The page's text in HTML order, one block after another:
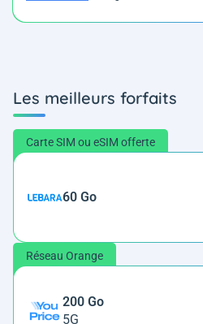
Les meilleurs forfaits
Carte SIM ou eSIM offerte
60 Go
Réseau Orange
200 Go
5G